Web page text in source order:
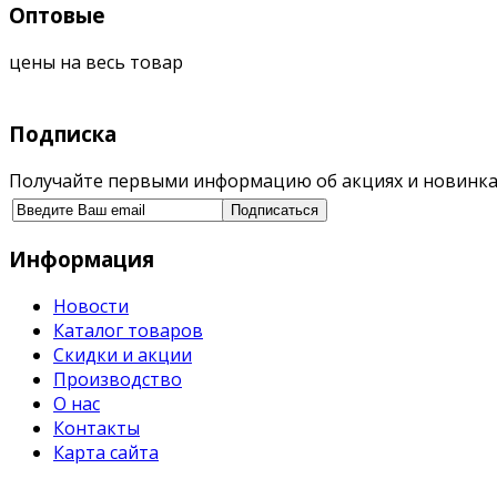
Оптовые
цены на весь товар
Подписка
Получайте первыми информацию об акциях и
Информация
Новости
Каталог товаров
Скидки и акции
Производство
О нас
Контакты
Карта сайта